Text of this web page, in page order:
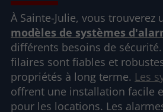
À Sainte-Julie, vous trouverez
modèles de systèmes
différents besoins de
filaires sont fiables et
propriétés à long terme. Les
offrent une installation facile
pour les locations. Les